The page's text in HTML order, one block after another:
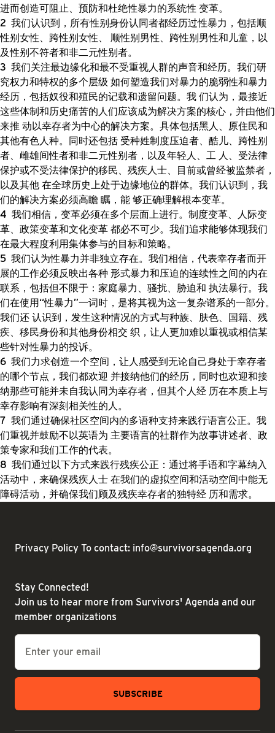
进而创造可阻止、预防和杜绝性暴力的系统性 变革。
我们认识到，所有性别身份认同者都经历过性暴力，包括顺
性别女性、跨性别女性、 顺性别男性、跨性别男性和儿童，以
及性别不符者和非二元性别者。
我们关注最边缘化和最不受重视人群的声音和经历。我们研
究权力和特权的多个层级 如何塑造我们对暴力的脆弱性和暴力
经历，包括奴役和殖民的记载和遗留问题。我 们认为，最接近
这些体制和历史痛苦的人们应该成为解决方案的核心，并由他们
来推 动以幸存者为中心的解决方案。具体包括黑人、原住民和
其他有色人种。同时还包括 受种姓制度压迫者、酷儿、跨性别
者、雌雄间性者和非二元性别者，以及年轻人、工 人、受法律
保护或不受法律保护的移民、残疾人士、目前或曾经被监禁者，
以及其他 在全球历史上处于边缘地位的群体。我们认识到，我
们的解决方案必须高瞻 瞩，能 够正确理解根本变革。
我们相信，变革必须在多个层面上进行。制度变革、人际变
革、政策变革和文化变革 都必不可少。我们追求能够体现我们
在最大程度利用集体参与的目标和策略。
我们认为性暴力并非独立存在。我们相信，代表幸存者而开
展的工作必须反映出各种 形式暴力和压迫的连续性之间的内在
联系，包括但不限于：家庭暴力、骚扰、胁迫和 执法暴行。我
们在使用“性暴力”一词时，是将其视为这一复杂谱系的一部分。
我们还 认识到，发生这种情况的方式与种族、肤色、国籍、残
疾、移民身份和其他身份相交 织，让人更加难以重视或相信某
些针对性暴力的投诉。
我们力求创造一个空间，让人感受到无论自己身处于幸存者
的哪个节点，我们都欢迎 并接纳他们的经历，同时也欢迎和接
纳那些可能并未自我认同为幸存者，但其个人经 历在本质上与
幸存影响有深刻相关性的人。
我们通过确保社区空间内的多语种支持来践行语言公正。我
们重视并鼓励不以英语为 主要语言的社群作为故事讲述者、政
策专家和我们工作的代表。
我们通过以下方式来践行残疾公正：通过将手语和字幕纳入
活动中，来确保残疾人士 在我们的虚拟空间和活动空间中能无
障碍活动，并确保我们顾及残疾幸存者的独特经 历和需求。
Privacy Policy To contact: info@survivorsagenda.org
Stay Connected!
Join us to hear more from Survivors' Agenda and our
member organizations
Email